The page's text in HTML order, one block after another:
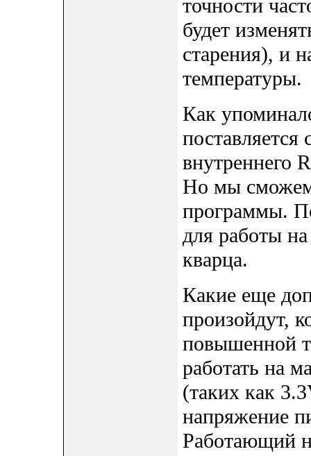
точности
будет
старения), и
температуры.
Как
поставляется
внутреннего
Но мы сможем
программы.
для работы
кварца.
Какие еще
произойдут,
повышенной
работать на
(таких как
напряжение
Работающий